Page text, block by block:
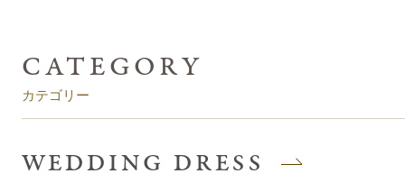
カテゴリー
WEDDING DRESS